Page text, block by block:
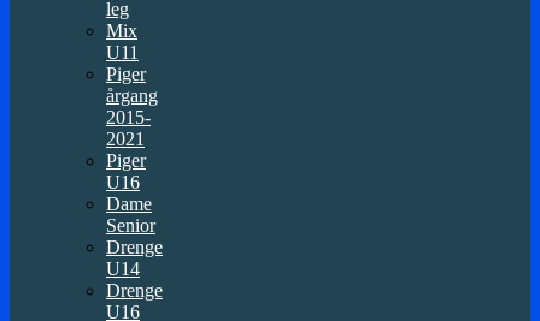
leg
Mix
U11
Piger
årgang
2015-
2021
Piger
U16
Dame
Senior
Drenge
U14
Drenge
U16